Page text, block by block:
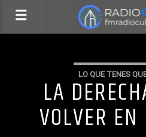
LO QUE TENES
LA
VOLVER